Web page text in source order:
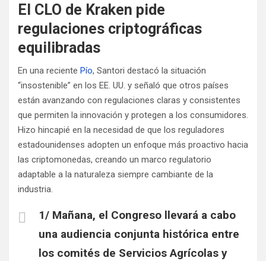
El CLO de Kraken pide
regulaciones criptográficas
equilibradas
En una reciente Pío, Santori destacó la situación
“insostenible” en los EE. UU. y señaló que otros países
están avanzando con regulaciones claras y consistentes
que permiten la innovación y protegen a los consumidores.
Hizo hincapié en la necesidad de que los reguladores
estadounidenses adopten un enfoque más proactivo hacia
las criptomonedas, creando un marco regulatorio
adaptable a la naturaleza siempre cambiante de la
industria.
1/ Mañana, el Congreso llevará a cabo
una audiencia conjunta histórica entre
los comités de Servicios Agrícolas y